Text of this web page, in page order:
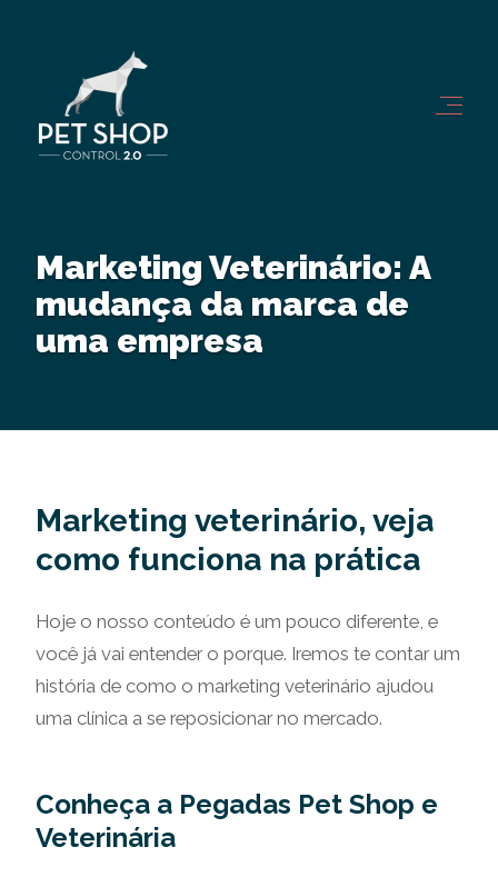
Marketing Veterinário: A
mudança da marca de
uma empresa
Marketing veterinário, veja
como funciona na prática
Hoje o nosso conteúdo é um pouco diferente, e
você já vai entender o porque. Iremos te contar um
história de como o marketing veterinário ajudou
uma clínica a se reposicionar no mercado.
Conheça a Pegadas Pet Shop e
Veterinária